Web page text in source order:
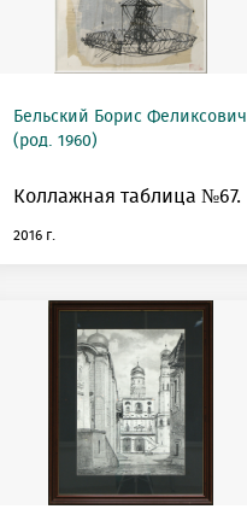
Бельский Борис Феликсович
(род. 1960)
Коллажная таблица №67.
2016 г.